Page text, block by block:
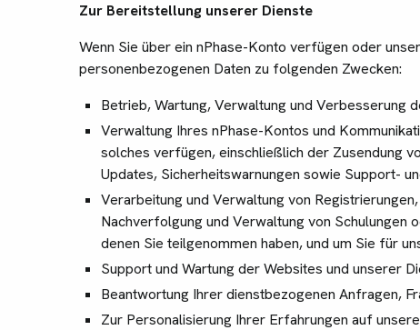
Zur Bereitstellung unserer Dienste
Wenn Sie über ein nPhase-Konto verfügen oder
personenbezogenen Daten zu folgenden Zwecken:
Betrieb, Wartung, Verwaltung und Verbesserung
Verwaltung Ihres nPhase-Kontos und
solches verfügen, einschließlich der Zusendung
Updates, Sicherheitswarnungen sowie Support-
Verarbeitung und Verwaltung von
Nachverfolgung und Verwaltung von Schulungen
denen Sie teilgenommen haben, und um Sie für
Support und Wartung der Websites und unserer
Beantwortung Ihrer dienstbezogenen Anfragen,
Zur Personalisierung Ihrer Erfahrungen auf